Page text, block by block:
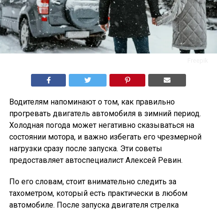
Водителям напоминают о том, как правильно
прогревать двигатель автомобиля в зимний период.
Холодная погода может негативно сказываться на
состоянии мотора, и важно избегать его чрезмерной
нагрузки сразу после запуска. Эти советы
предоставляет автоспециалист Алексей Ревин.
По его словам, стоит внимательно следить за
тахометром, который есть практически в любом
автомобиле. После запуска двигателя стрелка